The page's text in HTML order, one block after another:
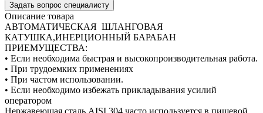
Задать вопрос специалисту
Описание товара
АВТОМАТИЧЕСКАЯ ШЛАНГОВАЯ
КАТУШКА,ИНЕРЦИОННЫЙ БАРАБАН
ПРИЕМУЩЕСТВА:
• Если необходима быстрая и высокопроизводительная работа.
• При трудоемких применениях
• При частом использовании.
• Если необходимо избежать прикладывания усилий
оператором